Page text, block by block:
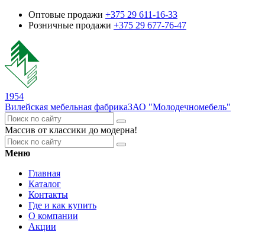
Оптовые продажи +375 29 611-16-33
Розничные продажи +375 29 677-76-47
1954
Вилейская мебельная фабрикаЗАО "Молодечномебель"
Массив от классики до модерна!
Меню
Главная
Каталог
Контакты
Где и как купить
О компании
Акции